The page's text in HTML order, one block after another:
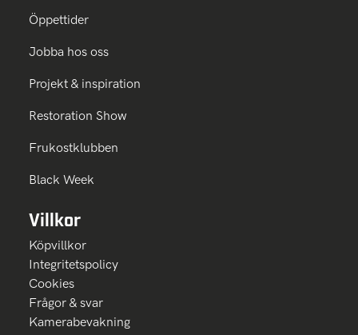
Öppettider
Jobba hos oss
Projekt & inspiration
Restoration Show
Frukostklubben
Black Week
Villkor
Köpvillkor
Integritetspolicy
Cookies
Frågor & svar
Kamerabevakning